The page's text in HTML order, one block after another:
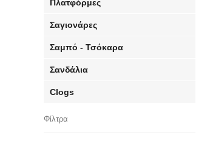
Πλατφόρμες
Σαγιονάρες
Σαμπό - Τσόκαρα
Σανδάλια
Clogs
Φίλτρα